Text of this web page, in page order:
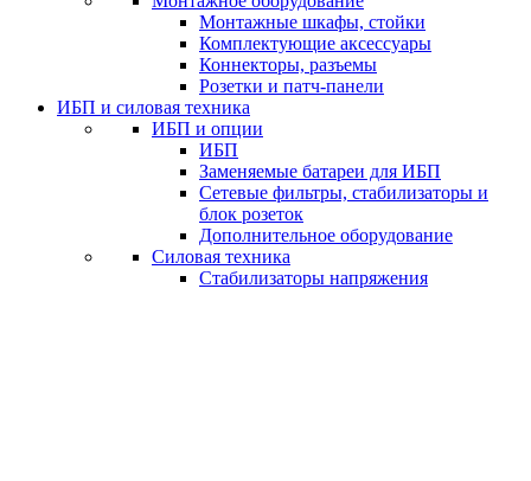
Монтажные шкафы, стойки
Комплектующие аксессуары
Коннекторы, разъемы
Розетки и патч-панели
ИБП и силовая техника
ИБП и опции
ИБП
Заменяемые батареи для ИБП
Сетевые фильтры, стабилизаторы и
блок розеток
Дополнительное оборудование
Силовая техника
Стабилизаторы напряжения